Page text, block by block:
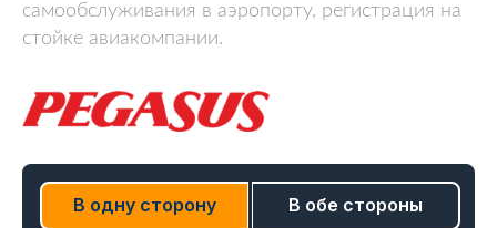
самообслуживания в аэропорту, регистрация на
стойке авиакомпании.
В одну сторону В обе стороны